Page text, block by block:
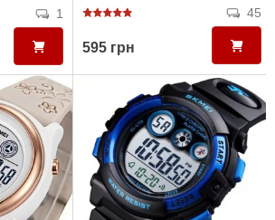
1
45
595 грн